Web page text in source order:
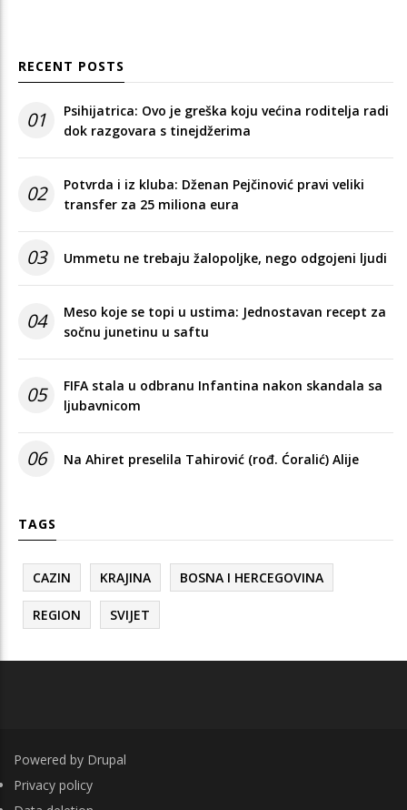
RECENT POSTS
01
Psihijatrica: Ovo je greška koju većina roditelja radi
dok razgovara s tinejdžerima
02
Potvrda i iz kluba: Dženan Pejčinović pravi veliki
transfer za 25 miliona eura
03 Ummetu ne trebaju žalopoljke, nego odgojeni ljudi
04
Meso koje se topi u ustima: Jednostavan recept za
sočnu junetinu u saftu
05
FIFA stala u odbranu Infantina nakon skandala sa
ljubavnicom
06 Na Ahiret preselila Tahirović (rođ. Ćoralić) Alije
TAGS
CAZIN KRAJINA BOSNA I HERCEGOVINA
REGION SVIJET
Powered by Drupal
FOOTER
Privacy policy